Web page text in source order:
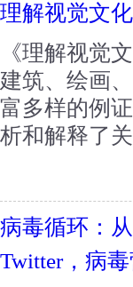
理解视觉文
《理解视觉
建筑、绘画
富多样的例
析和解释了
病毒循环：从
Twitter，病